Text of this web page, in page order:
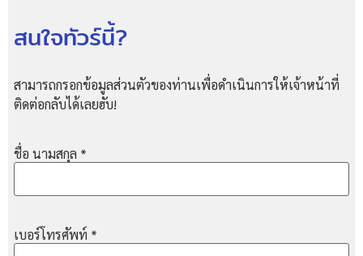
สนใจทัวร์นี้?
สามารถกรอกข้อมูลส่วนตัวของท่านเพื่อดำเนินการให้เจ้าหน้าที่
ติดต่อกลับได้เลยฮับ!
ชื่อ นามสกุล *
เบอร์โทรศัพท์ *